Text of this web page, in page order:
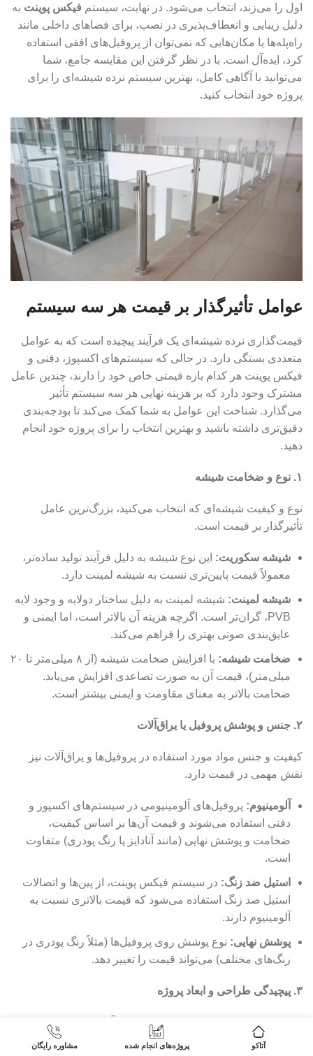
اول را می‌زند، انتخاب می‌شود. در نهایت، سیستم فیکس پوینت به
دلیل زیبایی و انعطاف‌پذیری در نصب، برای فضاهای داخلی مانند
راه‌پله‌ها یا مکان‌هایی که نمی‌توان از پروفیل‌های افقی استفاده
کرد، ایده‌آل است. با در نظر گرفتن این مقایسه جامع، شما
می‌توانید با آگاهی کامل، بهترین سیستم نرده شیشه‌ای را برای
پروژه خود انتخاب کنید.
عوامل تأثیرگذار بر قیمت هر سه سیستم
قیمت‌گذاری نرده شیشه‌ای یک فرآیند پیچیده است که به عوامل
متعددی بستگی دارد. در حالی که سیستم‌های اکسپوز، دفنی و
فیکس پوینت هر کدام بازه قیمتی خاص خود را دارند، چندین عامل
مشترک وجود دارد که بر هزینه نهایی هر سه سیستم تأثیر
می‌گذارد. شناخت این عوامل به شما کمک می‌کند تا بودجه‌بندی
دقیق‌تری داشته باشید و بهترین انتخاب را برای پروژه خود انجام
دهید.
۱. نوع و ضخامت شیشه
نوع و کیفیت شیشه‌ای که انتخاب می‌کنید، بزرگ‌ترین عامل
تأثیرگذار بر قیمت است.
شیشه سکوریت: این نوع شیشه به دلیل فرآیند تولید ساده‌تر،
معمولاً قیمت پایین‌تری نسبت به شیشه لمینت دارد.
شیشه لمینت: شیشه لمینت به دلیل ساختار دولایه و وجود لایه
PVB، گران‌تر است. اگرچه هزینه آن بالاتر است، اما ایمنی و
عایق‌بندی صوتی بهتری را فراهم می‌کند.
ضخامت شیشه:
با افزایش ضخامت شیشه (از ۸ میلی‌متر تا ۲۰
میلی‌متر)، قیمت آن به صورت تصاعدی افزایش می‌یابد.
ضخامت بالاتر به معنای مقاومت و ایمنی بیشتر است.
۲. جنس و پوشش پروفیل یا یراق‌آلات
کیفیت و جنس مواد مورد استفاده در پروفیل‌ها و یراق‌آلات نیز
نقش مهمی در قیمت دارد.
آلومینیوم: پروفیل‌های آلومینیومی در سیستم‌های اکسپوز و
دفنی استفاده می‌شوند و قیمت آن‌ها بر اساس کیفیت،
ضخامت و پوشش نهایی (مانند آنادایز یا رنگ پودری) متفاوت
است.
استیل ضد زنگ: در سیستم فیکس پوینت، از پین‌ها و اتصالات
استیل ضد زنگ استفاده می‌شود که قیمت بالاتری نسبت به
آلومینیوم دارند.
پوشش نهایی: نوع پوشش روی پروفیل‌ها (مثلاً رنگ پودری در
رنگ‌های مختلف) می‌تواند قیمت را تغییر دهد.
۳. پیچیدگی طراحی و ابعاد پروژه
هرچه طراحی پروژه پیچیده‌تر باشد، هزینه آن نیز بالاتر خواهد بود.
آتاکو پروژه‌های انجام شده مشاوره رایگان